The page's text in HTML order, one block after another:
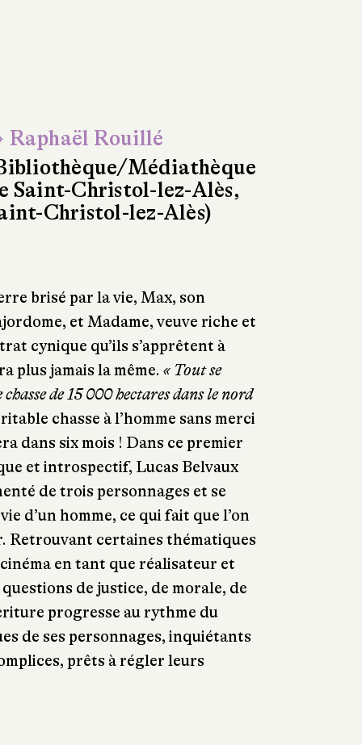
Rouillé
Médiathèque
Saint-Christol-lez-Alès,
Christol-lez-Alès)
brisé par la vie, Max, son
et Madame, veuve riche et
cynique qu’ils s’apprêtent à
plus jamais la même. « Tout se
de 15 000 hectares dans le nord
chasse à l’homme sans merci
dans six mois ! Dans ce premier
et introspectif, Lucas Belvaux
de trois personnages et se
d’un homme, ce qui fait que l’on
Retrouvant certaines thématiques
en tant que réalisateur et
de justice, de morale, de
progresse au rythme du
de ses personnages, inquiétants
prêts à régler leurs